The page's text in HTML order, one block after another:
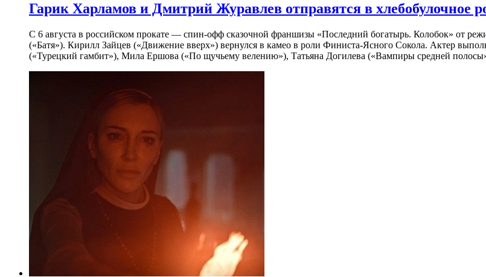
Гарик Харламов и Дмитрий Журавлев отправятся в хлебобулочное
С 6 августа в российском прокате — спин-офф сказочной франшизы «Последний богатырь. Колобок» от
(«Батя»). Кирилл Зайцев («Движение вверх») вернулся в камео в роли Финиста-Ясного Сокола. Актер
(«Турецкий гамбит»), Мила Ершова («По щучьему велению»), Татьяна Догилева («Вампиры средней